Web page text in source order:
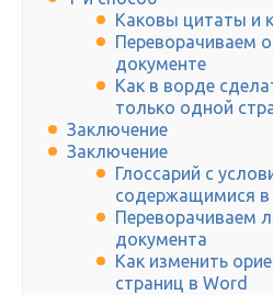
Каковы цитаты и
Переворачиваем
документе
Как в ворде
только одной
Заключение
Заключение
Глоссарий с
содержащимися в
Переворачиваем
документа
Как изменить
страниц в Word